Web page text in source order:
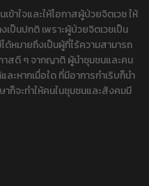
ใจและให้โอกาสผู้ป่วยจิตเวช ให้
ป็นปกติ เพราะผู้ป่วยจิตเวชเป็น
ด้หมายถึงเป็นผู้ที่ไร้ความสามารถ
สดี ๆ จากญาติ ผู้นำชุมชนและคน
ะหากเมื่อใด ที่มีอาการกำเริบก็นำ
ก็จะทำให้คนในชุมชนและสังคมมี